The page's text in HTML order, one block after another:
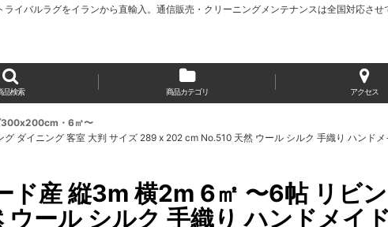
イバルラグをイランから直輸入。通信販売・クリーニングメンテナンスは全国対応さ
品検索 商品カテゴリ アクセス
300x200cm・6㎡〜
ダイニング 客室 大判 サイズ 289 x 202 cm No.510 天然 ウール シルク 手織り ハンド
ド産 縦3m 横2m 6㎡ 〜6帖 リビ
ール シルク 手織り ハンドメイ